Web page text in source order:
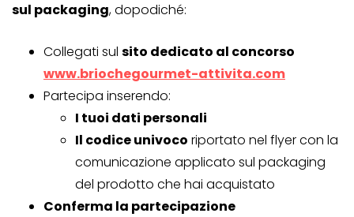
sul packaging, dopodiché:
Collegati sul sito dedicato al concorso
www.briochegourmet-attivita.com
Partecipa inserendo:
I tuoi dati personali
Il codice univoco riportato nel flyer con la
comunicazione applicato sul packaging
del prodotto che hai acquistato
Conferma la partecipazione